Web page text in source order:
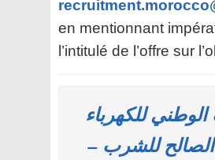
en mentionnant
l’intitulé de l’offre sur
للكهرباء
الصالح للشرب –